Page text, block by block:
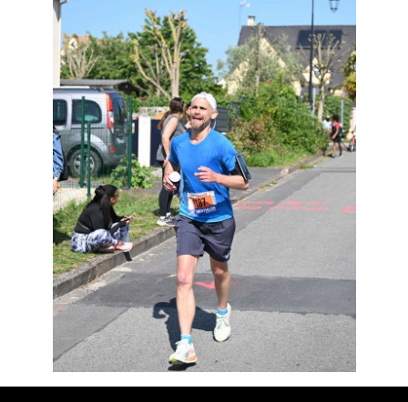
Résultats
Devenez bénévoles
Partenaires
▼